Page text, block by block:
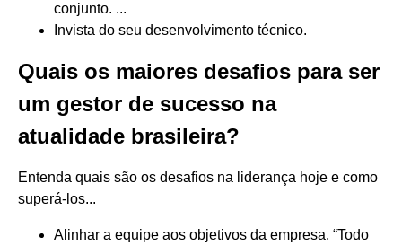
conjunto. ...
Invista do seu desenvolvimento técnico.
Quais os maiores desafios para ser
um gestor de sucesso na
atualidade brasileira?
Entenda quais são os desafios na liderança hoje e como
superá-los...
Alinhar a equipe aos objetivos da empresa. “Todo